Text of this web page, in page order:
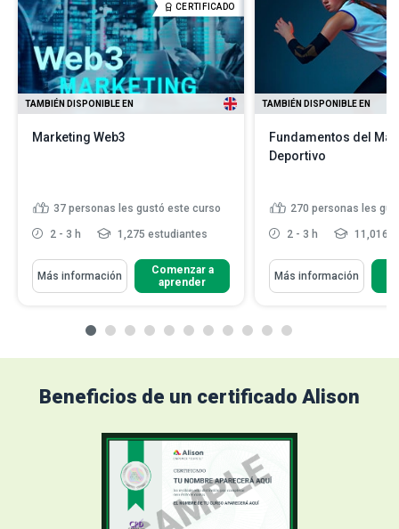
CERTIFICADO
TAMBIÉN DISPONIBLE EN
Marketing Web3
37 personas les gustó este curso
2 - 3 h 1,275 estudiantes
Más información
Comenzar a
aprender
TAMBIÉN DISPONIBLE EN
Fundamentos del
Deportivo
270 personas les
2 - 3 h 11,016
Más información
Beneficios de un certificado Alison